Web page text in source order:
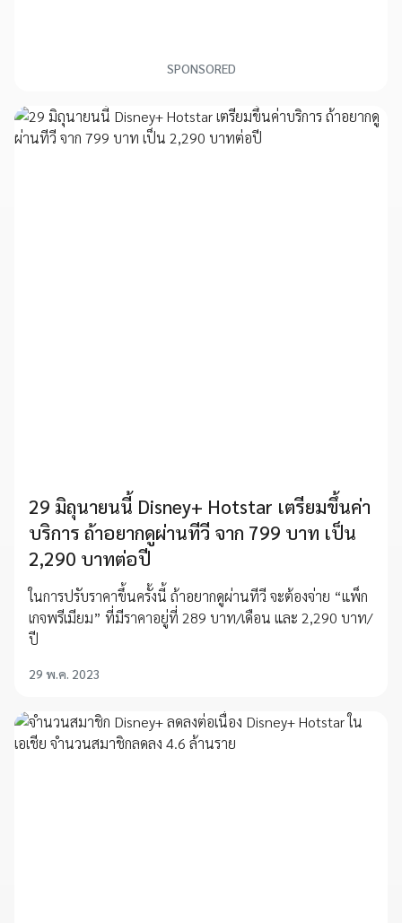
SPONSORED
29 มิถุนายนนี้ Disney+ Hotstar เตรียมขึ้นค่า
บริการ ถ้าอยากดูผ่านทีวี จาก 799 บาท เป็น
2,290 บาทต่อปี
ในการปรับราคาขึ้นครั้งนี้ ถ้าอยากดูผ่านทีวี จะต้องจ่าย “แพ็ก
เกจพรีเมียม” ที่มีราคาอยู่ที่ 289 บาท/เดือน และ 2,290 บาท/
ปี
29 พ.ค. 2023